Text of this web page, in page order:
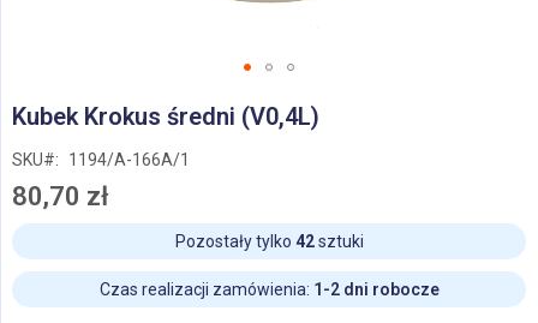
na
galerii
Kubek Krokus średni (V0,4L)
SKU 1194/A-166A/1
80,70 zł
Pozostały tylko 42sztuki
Czas realizacji zamówienia: 1-2 dni robocze